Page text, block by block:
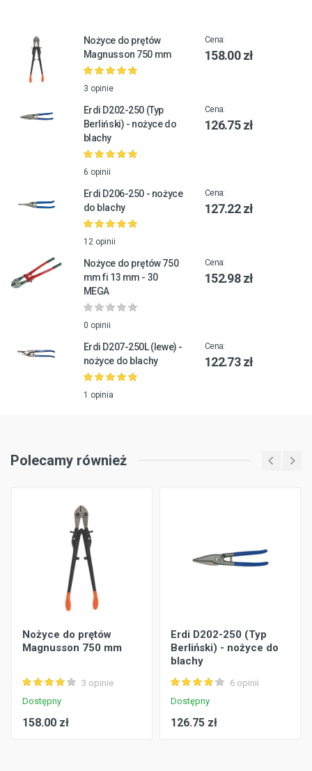
Nożyce do prętów
Magnusson 750 mm
3 opinie
Cena:
158.00 zł
Erdi D202-250 (Typ
Berliński) - nożyce do
blachy
6 opinii
Cena:
126.75 zł
Erdi D206-250 - nożyce
do blachy
12 opinii
Cena:
127.22 zł
Nożyce do prętów 750
mm fi 13 mm - 30
MEGA
0 opinii
Cena:
152.98 zł
Erdi D207-250L (lewe) -
nożyce do blachy
1 opinia
Cena:
122.73 zł
Polecamy również
Nożyce do prętów
Magnusson 750 mm
3 opinie
Dostępny
158.00 zł
Erdi D202-250 (Typ
Berliński) - nożyce do
blachy
6 opinii
Dostępny
126.75 zł